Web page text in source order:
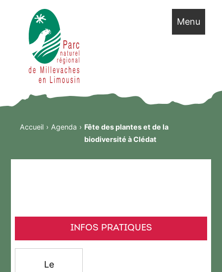
Menu
Accueil Agenda
Fête des plantes et de la
biodiversité à Clédat
INFOS PRATIQUES
Le